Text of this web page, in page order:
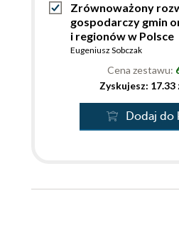
Zrównoważony
gospodarczy gmin
i regionów w Polsce
Eugeniusz Sobczak
Cena zestawu:
Zyskujesz: 17.33
Dodaj do